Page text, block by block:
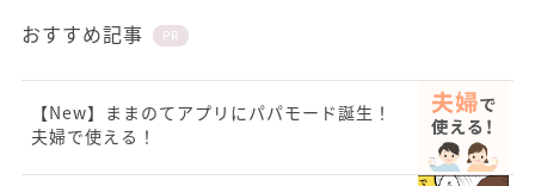
おすすめ記事 PR
【New】ままのてアプリにパパモード誕生！
夫婦で使える！